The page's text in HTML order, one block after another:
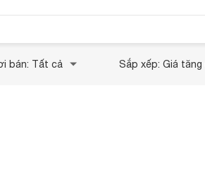
bán: Tất cả Sắp xếp: Giá tăng